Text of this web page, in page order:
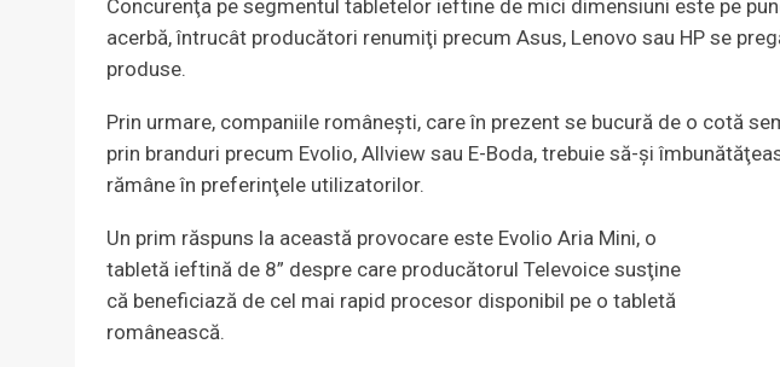
Concurenţa pe segmentul tabletelor ieftine de mici dimensiuni este pe
acerbă, întrucât producători renumiţi precum Asus, Lenovo sau HP se
produse.
Prin urmare, companiile româneşti, care în prezent se bucură de o cotă
prin branduri precum Evolio, Allview sau E-Boda, trebuie să-şi
rămâne în preferinţele utilizatorilor.
Un prim răspuns la această provocare este Evolio Aria Mini, o
tabletă ieftină de 8” despre care producătorul Televoice susţine
că beneficiază de cel mai rapid procesor disponibil pe o tabletă
românească.